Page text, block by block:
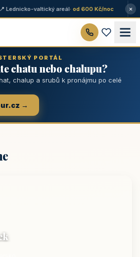
Lednicko-valtický areál· od 600 Kč/noc ×
PORTÁL
chatu nebo chalupu?
chalup a srubů k pronájmu po celé
→